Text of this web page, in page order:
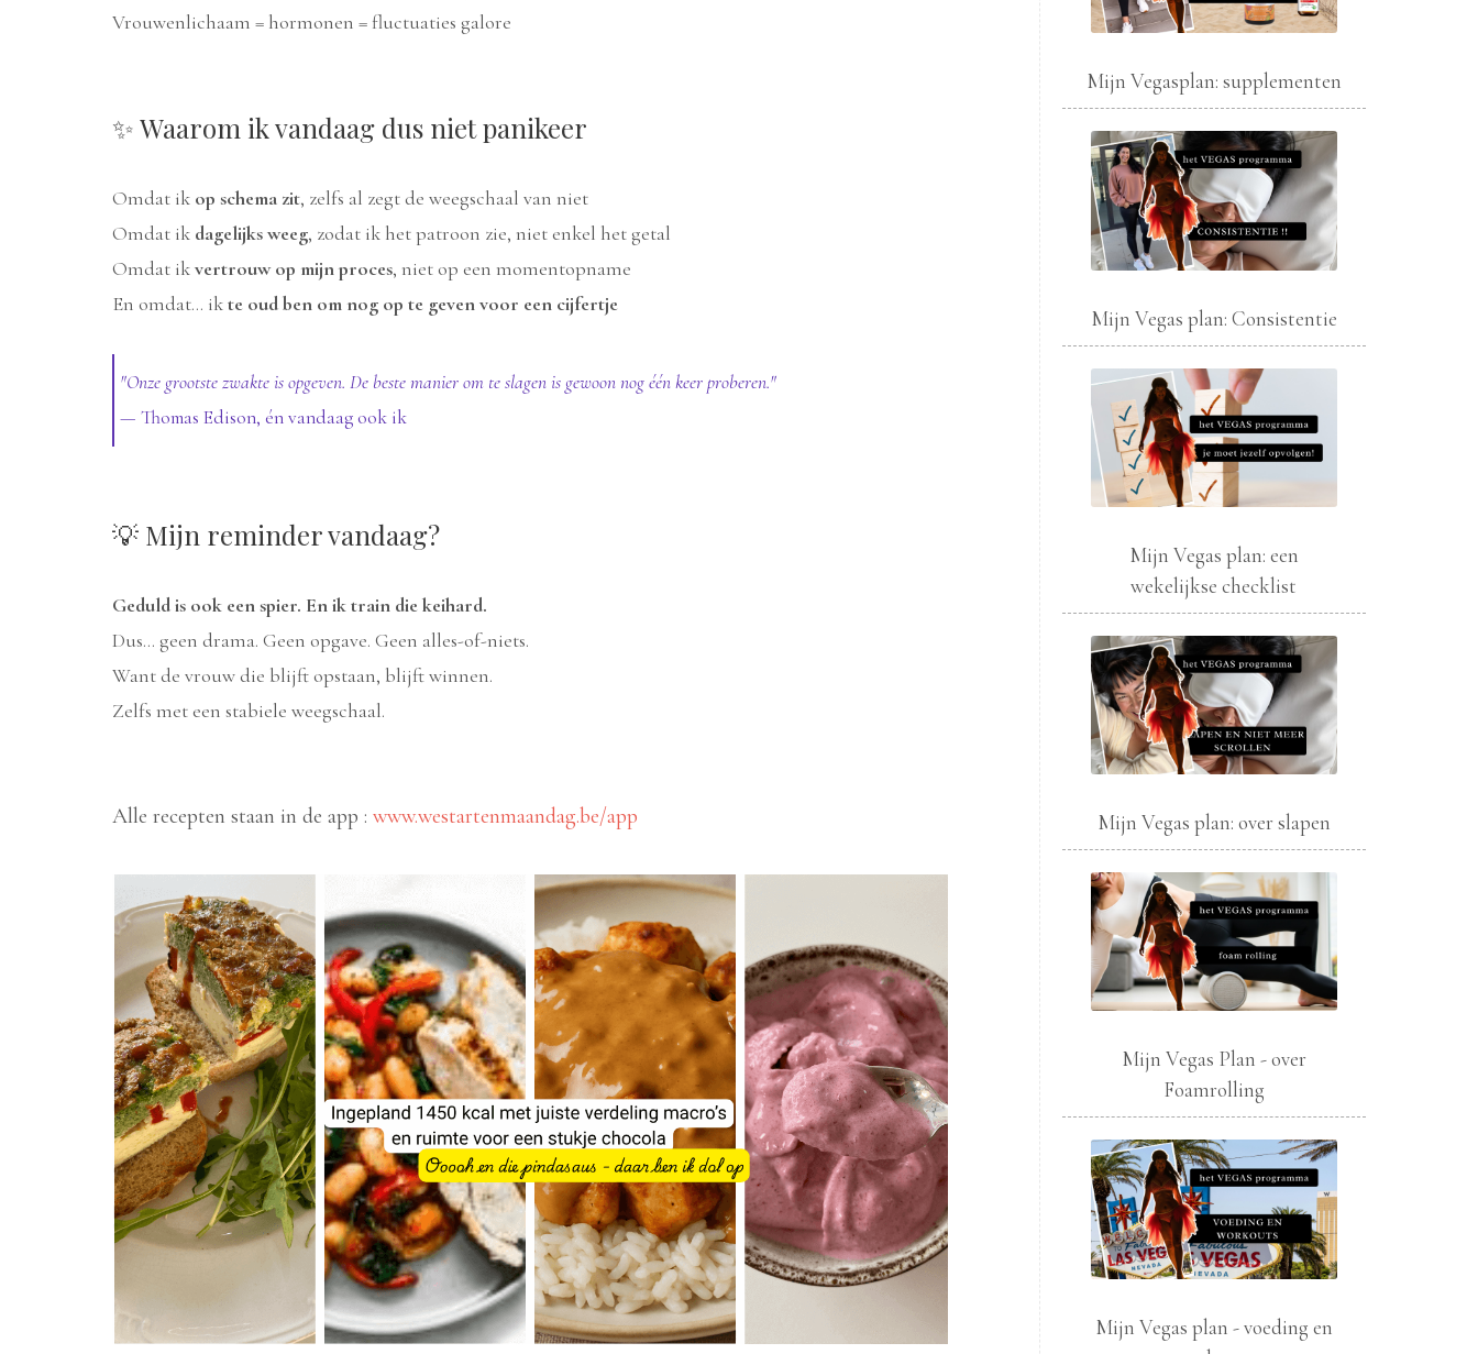
Vrouwenlichaam = hormonen = fluctuaties galore
✨ Waarom ik vandaag dus niet panikeer
Omdat ik op schema zit, zelfs al zegt de weegschaal van niet
Omdat ik dagelijks weeg, zodat ik het patroon zie, niet enkel het getal
Omdat ikvertrouw op mijn proces, niet op een momentopname
En omdat... ikte oud ben om nog op te geven voor een cijfertje
"Onze grootste zwakte is opgeven. De beste manier om te slagen is gewoon nog één keer proberen."
— Thomas Edison, én vandaag ook ik
💡 Mijn reminder vandaag?
Geduld is ook een spier. En ik train die keihard.
Dus… geen drama. Geen opgave. Geen alles-of-niets.
Want de vrouw die blijft opstaan, blijft winnen.
Zelfs met een stabiele weegschaal.
Alle recepten staan in de app : www.westartenmaandag.be/app
Mijn Vegasplan: supplementen
Mijn Vegas plan: Consistentie
Mijn Vegas plan: een
wekelijkse checklist
Mijn Vegas plan: over slapen
Mijn Vegas Plan - over
Foamrolling
Mijn Vegas plan - voeding en